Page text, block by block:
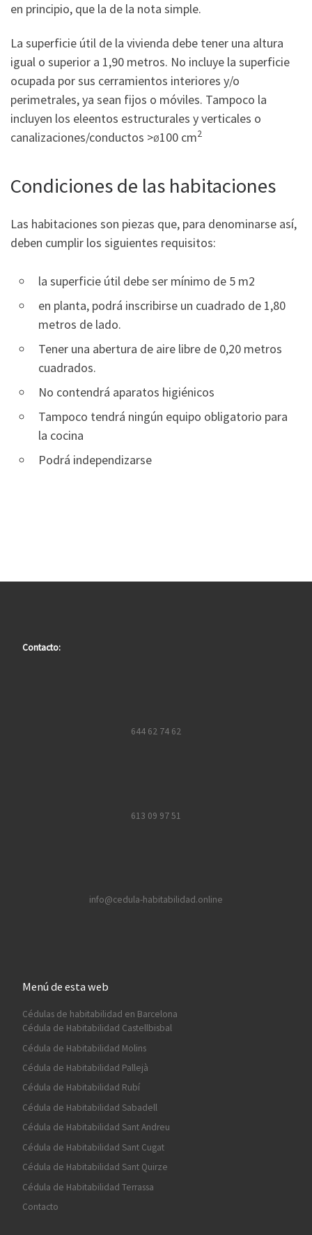
en principio, que la de la nota simple.
La superficie útil de la vivienda debe tener una altura
igual o superior a 1,90 metros. No incluye la superficie
ocupada por sus cerramientos interiores y/o
perimetrales, ya sean fijos o móviles. Tampoco la
incluyen los eleentos estructurales y verticales o
canalizaciones/conductos >Ø100 cm2
Condiciones de las habitaciones
Las habitaciones son piezas que, para denominarse así,
deben cumplir los siguientes requisitos:
la superficie útil debe ser mínimo de 5 m2
en planta, podrá inscribirse un cuadrado de 1,80
metros de lado.
Tener una abertura de aire libre de 0,20 metros
cuadrados.
No contendrá aparatos higiénicos
Tampoco tendrá ningún equipo obligatorio para
la cocina
Podrá independizarse
Contacto:
644 62 74 62
613 09 97 51
info@cedula-habitabilidad.online
Menú de esta web
Cédulas de habitabilidad en Barcelona
Cédula de Habitabilidad Castellbisbal
Cédula de Habitabilidad Molins
Cédula de Habitabilidad Pallejà
Cédula de Habitabilidad Rubí
Cédula de Habitabilidad Sabadell
Cédula de Habitabilidad Sant Andreu
Cédula de Habitabilidad Sant Cugat
Cédula de Habitabilidad Sant Quirze
Cédula de Habitabilidad Terrassa
Contacto